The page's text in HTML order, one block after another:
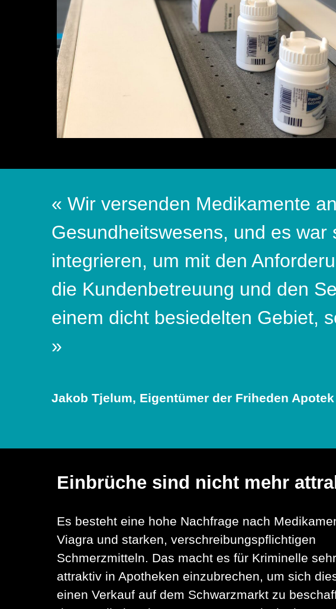
« Wir versenden Medikamente
Gesundheitswesens, und es
integrieren, um mit den
die Kundenbetreuung und den
einem dicht besiedelten Gebiet,
»
Jakob Tjelum, Eigentümer der Friheden Apotek
Einbrüche sind nicht mehr
Es besteht eine hohe Nachfrage nach
Viagra und starken, verschreibungspflichtigen
Schmerzmitteln. Das macht es für Kriminelle sehr
attraktiv in Apotheken einzubrechen, um sich
einen Verkauf auf dem Schwarzmarkt zu